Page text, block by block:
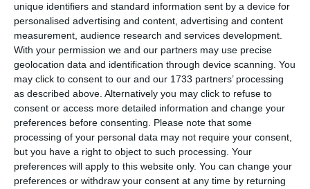
unique identifiers and standard information sent by a device for
personalised advertising and content, advertising and content
measurement, audience research and services development.
With your permission we and our partners may use precise
geolocation data and identification through device scanning. You
may click to consent to our and our 1733 partners’ processing
as described above. Alternatively you may click to refuse to
consent or access more detailed information and change your
preferences before consenting. Please note that some
processing of your personal data may not require your consent,
but you have a right to object to such processing. Your
preferences will apply to this website only. You can change your
preferences or withdraw your consent at any time by returning
Email
Comentariu
Am citit si sunt de acord curegulile de postare .
Acest formular colectează numele, e-mailul şi conținutul mesajului, astfel încât
să putem urmări comentariile tale pe site. Nu vom folosi datele tale în alt scop.